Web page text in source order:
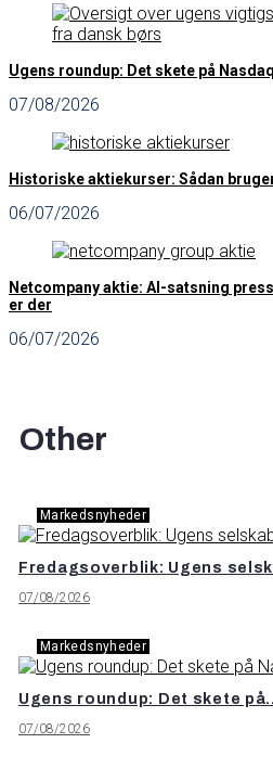
Ugens roundup: Det skete på
07/08/2026
Historiske aktiekurser: Sådan
06/07/2026
Netcompany aktie: AI-satsning
er der
06/07/2026
Other
Markedsnyheder
Fredagsoverblik: Ugens
07/08/2026
Markedsnyheder
Ugens roundup: Det skete
07/08/2026